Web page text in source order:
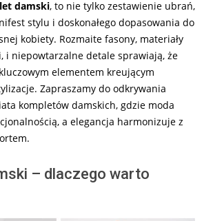
damski, to nie tylko zestawienie ubrań,
stylu i doskonałego dopasowania do
kobiety. Rozmaite fasony, materiały
i niepowtarzalne detale sprawiają, że
elementem kreującym
Zapraszamy do odkrywania
kompletów damskich, gdzie moda
a elegancja harmonizuje z
– dlaczego warto